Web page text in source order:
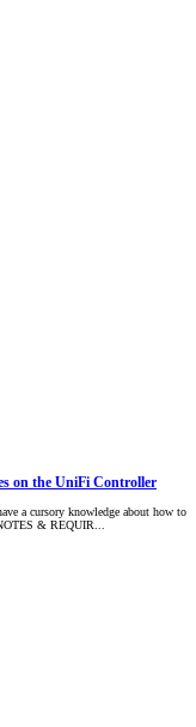
on the UniFi Controller
a cursory knowledge about how to
& REQUIR...